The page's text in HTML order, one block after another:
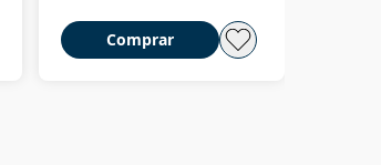
Comprar